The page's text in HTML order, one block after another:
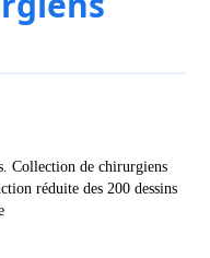
Collection de chirurgiens
réduite des 200 dessins